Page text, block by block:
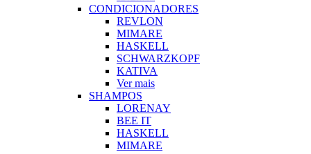
CONDICIONADORES
REVLON
MIMARE
HASKELL
SCHWARZKOPF
KATIVA
Ver mais
SHAMPOS
LORENAY
BEE IT
HASKELL
MIMARE